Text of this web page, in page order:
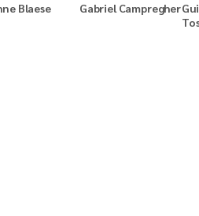
Blaese Gabriel Campregher